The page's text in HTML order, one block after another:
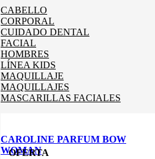
CABELLO
CORPORAL
CUIDADO DENTAL
FACIAL
HOMBRES
LÍNEA KIDS
MAQUILLAJE
MAQUILLAJES
MASCARILLAS FACIALES
OFERTA
CAROLINE PARFUM BOW
WOMAN